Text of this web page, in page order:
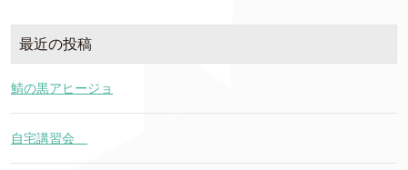
最近の投稿
鯖の黒アヒージョ
自宅講習会